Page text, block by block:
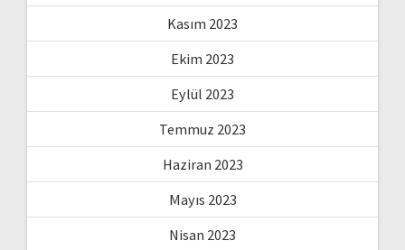
Kasım 2023
Ekim 2023
Eylül 2023
Temmuz 2023
Haziran 2023
Mayıs 2023
Nisan 2023